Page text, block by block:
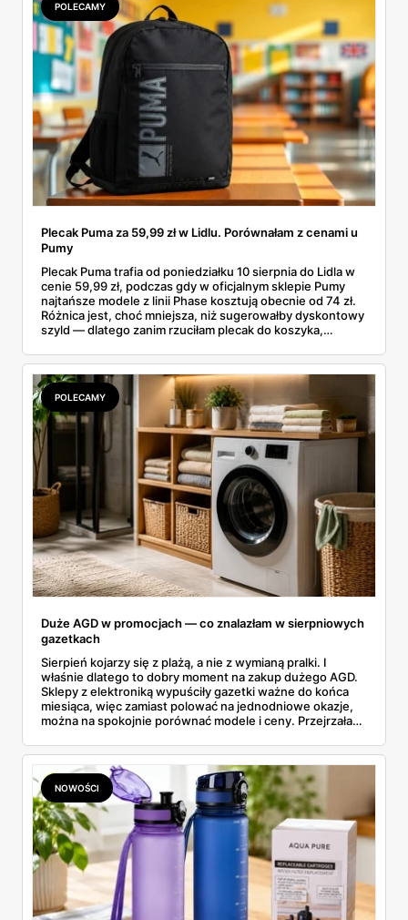
POLECAMY
Plecak Puma za 59,99 zł w Lidlu. Porównałam z cenami u
Pumy
Plecak Puma trafia od poniedziałku 10 sierpnia do Lidla w
cenie 59,99 zł, podczas gdy w oficjalnym sklepie Pumy
najtańsze modele z linii Phase kosztują obecnie od 74 zł.
Różnica jest, choć mniejsza, niż sugerowałby dyskontowy
szyld — dlatego zanim rzuciłam plecak do koszyka,
rozpiska: co dokładnie sprzedaje Lidl, ile kosztują
odpowiedniki u producenta i komu ten zakup naprawdę
się opłaci.
POLECAMY
Duże AGD w promocjach — co znalazłam w sierpniowych
gazetkach
Sierpień kojarzy się z plażą, a nie z wymianą pralki. I
właśnie dlatego to dobry moment na zakup dużego AGD.
Sklepy z elektroniką wypuściły gazetki ważne do końca
miesiąca, więc zamiast polować na jednodniowe okazje,
można na spokojnie porównać modele i ceny. Przejrzałam
znalazłam, z cenami i terminami.
NOWOŚCI